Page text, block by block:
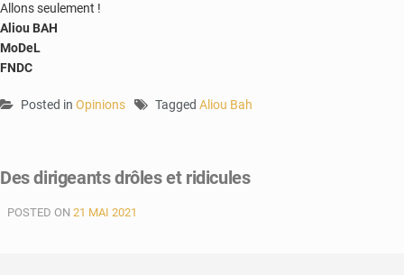
Allons seulement !
Aliou BAH
MoDeL
FNDC
Posted in Opinions Tagged Aliou Bah
Des dirigeants drôles et ridicules
POSTED ON 21 MAI 2021